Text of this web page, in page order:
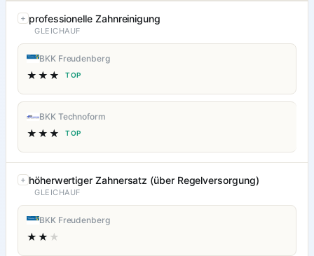
professionelle Zahnreinigung
GLEICHAUF
BKK Freudenberg
★★★ TOP
BKK Technoform
★★★ TOP
höherwertiger Zahnersatz (über Regelversorgung)
GLEICHAUF
BKK Freudenberg
★★ ★